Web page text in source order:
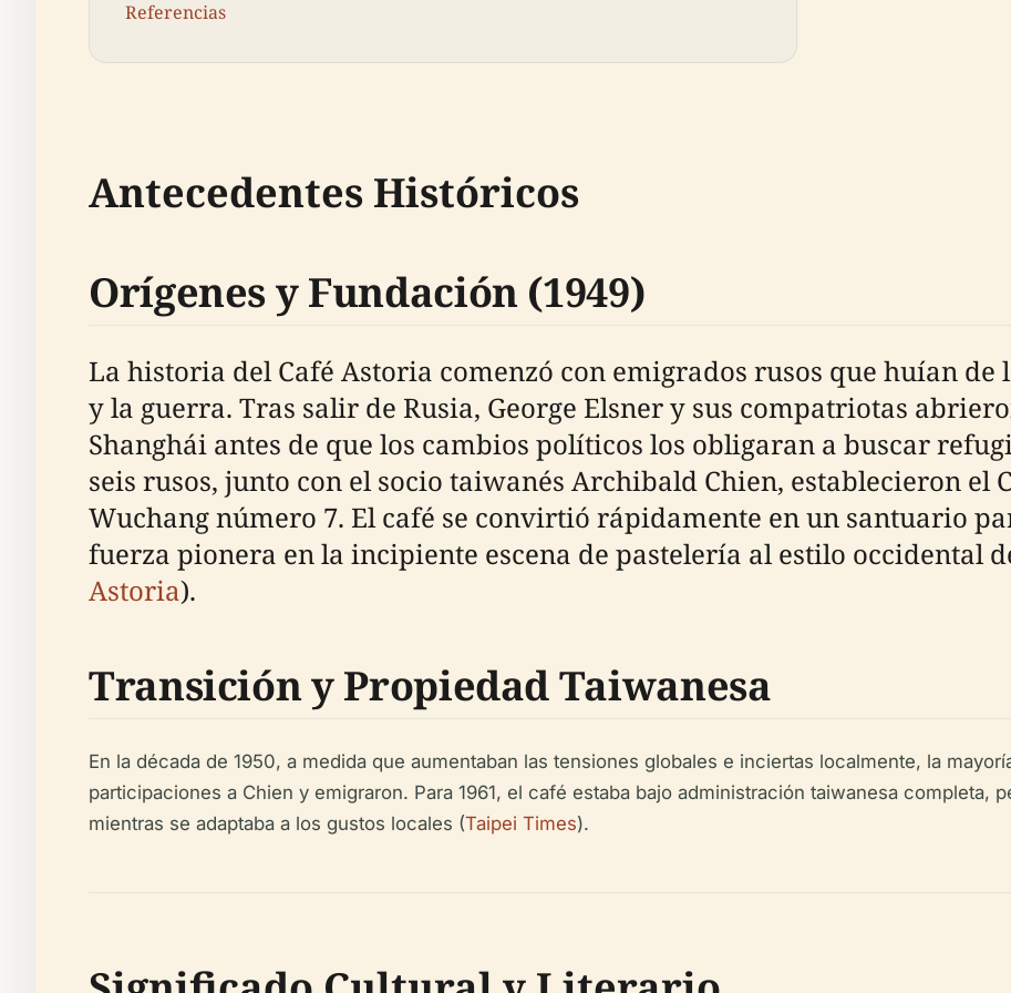
Referencias
Antecedentes Históricos
Orígenes y Fundación (1949)
La historia del Café Astoria comenzó con emigrados rusos que huían
y la guerra. Tras salir de Rusia, George Elsner y sus compatriotas
Shanghái antes de que los cambios políticos los obligaran a buscar
seis rusos, junto con el socio taiwanés Archibald Chien, establecieron el
Wuchang número 7. El café se convirtió rápidamente en un santuario
fuerza pionera en la incipiente escena de pastelería al estilo occidental
Astoria).
Transición y Propiedad Taiwanesa
En la década de 1950, a medida que aumentaban las tensiones globales e inciertas localmente, la
participaciones a Chien y emigraron. Para 1961, el café estaba bajo administración taiwanesa completa,
mientras se adaptaba a los gustos locales (Taipei Times).